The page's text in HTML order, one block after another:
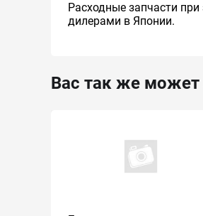
Расходные запчасти
дилерами в Японии.
Вас так же может